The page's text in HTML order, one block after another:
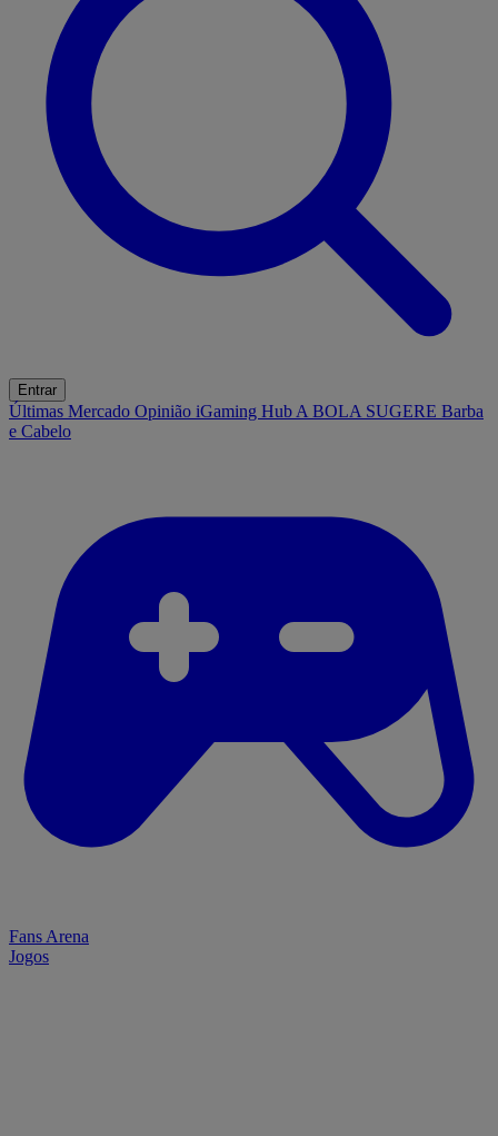
Entrar
Últimas Mercado Opinião iGaming Hub A BOLA SUGERE Barba
e Cabelo
Fans Arena
Jogos